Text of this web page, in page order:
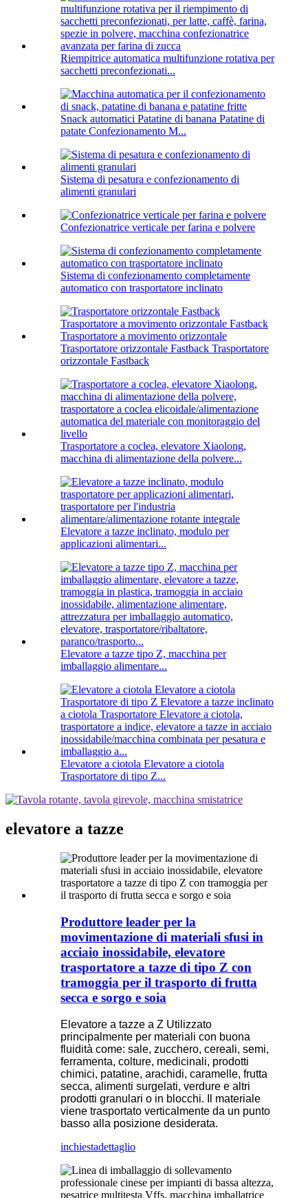
Riempitrice automatica multifunzione rotativa per
sacchetti preconfezionati...
Snack automatici Patatine di banana Patatine di
patate Confezionamento M...
Sistema di pesatura e confezionamento di
alimenti granulari
Confezionatrice verticale per farina e polvere
Sistema di confezionamento completamente
automatico con trasportatore inclinato
Trasportatore orizzontale Fastback Trasportatore
orizzontale Fastback
Trasportatore a coclea, elevatore Xiaolong,
macchina di alimentazione della polvere...
Elevatore a tazze inclinato, modulo per
applicazioni alimentari...
Elevatore a tazze tipo Z, macchina per
imballaggio alimentare...
Elevatore a ciotola Elevatore a ciotola
Trasportatore di tipo Z...
elevatore a tazze
Produttore leader per la
movimentazione di materiali sfusi in
acciaio inossidabile, elevatore
trasportatore a tazze di tipo Z con
tramoggia per il trasporto di frutta
secca e sorgo e soia
Elevatore a tazze a Z Utilizzato
principalmente per materiali con buona
fluidità come: sale, zucchero, cereali, semi,
ferramenta, colture, medicinali, prodotti
chimici, patatine, arachidi, caramelle, frutta
secca, alimenti surgelati, verdure e altri
prodotti granulari o in blocchi. Il materiale
viene trasportato verticalmente da un punto
basso alla posizione desiderata.
inchiestadettaglio